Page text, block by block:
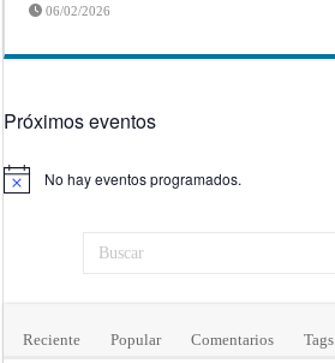
06/02/2026
Próximos eventos
Aviso No hay eventos programados.
Reciente Popular Comentarios Tags